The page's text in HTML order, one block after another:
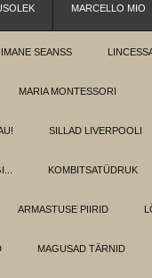
MARCELLO MIO
SEANSS
MARIA MONTESSORI
SILLAD LIVERPOOLI
KOMBITSATÜDRUK
ARMASTUSE PIIRID
MAGUSAD TÄRNID